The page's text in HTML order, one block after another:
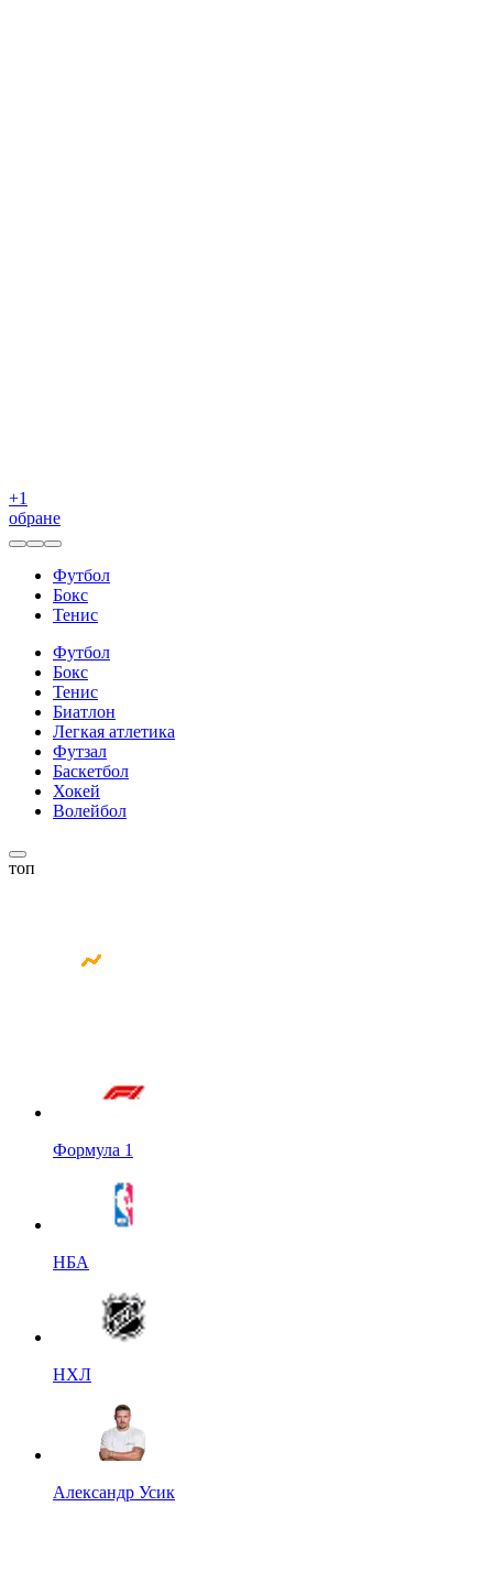
+1
обране
Футбол
Бокс
Тенис
Футбол
Бокс
Тенис
Биатлон
Легкая атлетика
Футзал
Баскетбол
Хокей
Волейбол
топ
Формула 1
НБА
НХЛ
Александр Усик